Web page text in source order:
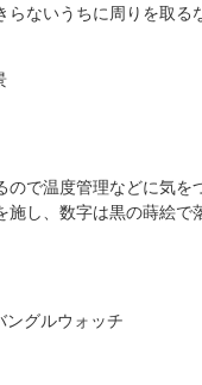
らないうちに周りを取
ので温度管理などに気
し、数字は黒の蒔絵
ングルウォッチ